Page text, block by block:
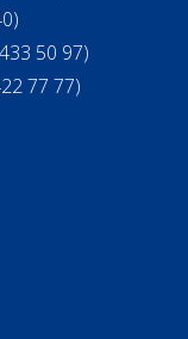
50 97)
77 77)